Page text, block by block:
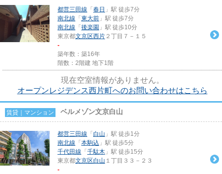
都営三田線 「 春日 」駅 徒歩7分
南北線 「 東大前 」駅 徒歩7分
南北線 「 後楽園 」駅 徒歩10分
東京都文京区西片 ２丁目７－１５
-
築年数：築16年
階数：2階建 地下1階
現在空室情報がありません。
オープンレジデンス西片町へのお問い合わせはこちら
賃貸｜マンション ベルメゾン文京白山
都営三田線 「 白山 」駅 徒歩1分
南北線 「 本駒込 」駅 徒歩5分
千代田線 「 千駄木 」駅 徒歩15分
東京都文京区白山 １丁目３３－２３
-